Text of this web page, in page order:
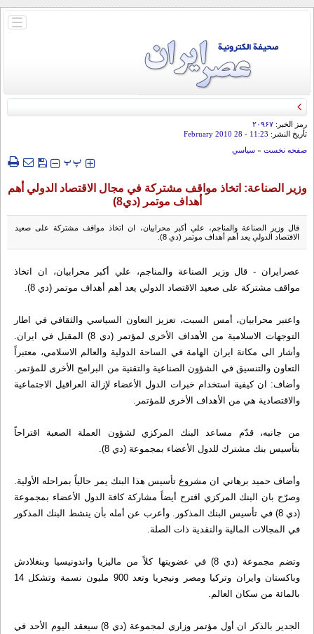
باز
رمز الخبر: ۲۰۹۶۷
تأريخ النشر: 11:23
- 28 February 2010
صفحه نخست » سياسي
‍‍‍ پپ
وزير الصناعة: اتخاذ مواقف مشتركة في مجال الاقتصاد الدولي أهم
أهداف موتمر (دي8)
قال وزير الصناعة والمناجم، علي أكبر محرابيان، ان اتخاذ مواقف مشتركة على صعيد
الاقتصاد الدولي يعد أهم أهداف موتمر (دي 8).
عصرایران - قال وزير الصناعة والمناجم، علي أكبر محرابيان، ان اتخاذ
مواقف مشتركة على صعيد الاقتصاد الدولي يعد أهم أهداف موتمر (دي 8).
واعتبر محرابيان، أمس السبت، تعزيز التعاون السياسي والثقافي في اطار
التوجهات الاسلامية من الأهداف الأخرى لمؤتمر (دي 8) المقبل في ايران.
وأشار الى مكانة ايران الهامة في الساحة الدولية والعالم الاسلامي، معتبراً
التعاون والتنسيق في الشؤون الصناعية والتقنية من البرامج الأخرى للمؤتمر.
وأضاف: ان كيفية استخدام خبرات الدول الأعضاء لإزالة العراقيل الاجتماعية
والاقتصادية هي من الأهداف الأخرى للمؤتمر.
من جانبه، قدّم مساعد البنك المركزي لشؤون العملة الصعبة اقتراحاً
بتأسيس بنك مشترك للدول الأعضاء بمجموعة (دي 8).
وأضاف حميد برهاني ان مشروع تأسيس هذا البنك يمر حالياً بمراحله الأولية.
وصرّح بان البنك المركزي اقترح أيضاً مشاركة كافة الدول الأعضاء بمجموعة
(دي 8) في تأسيس البنك المذكور. وأعرب عن أمله بأن ينشط البنك المذكور
في المجالات المالية والنقدية ذات الصلة.
وتضم مجموعة (دي 8) في عضويتها كلاً من ماليزيا واندونيسيا وبنغلادش
وباكستان وايران وتركيا ومصر ونيجريا وتعد 900 مليون نسمة وتشكل 14
بالمائة من سكان العالم.
الجدير بالذكر ان أول مؤتمر وزاري لمجموعة (دي 8) سيعقد اليوم الأحد في